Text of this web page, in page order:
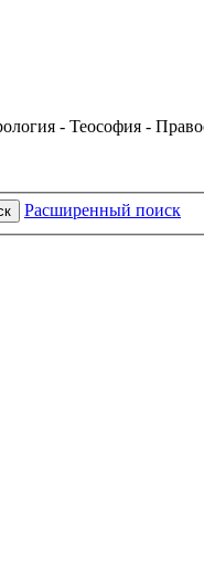
- Теософия -
Расширенный поиск